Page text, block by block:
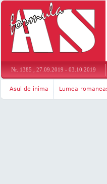
Nr. 1385 , 27.09.2019 - 03.10.2019
Asul de inima Lumea